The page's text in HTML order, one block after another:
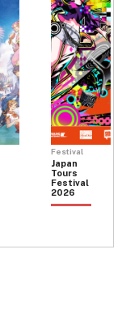
Festival
Japan
Tours
Festival
2026